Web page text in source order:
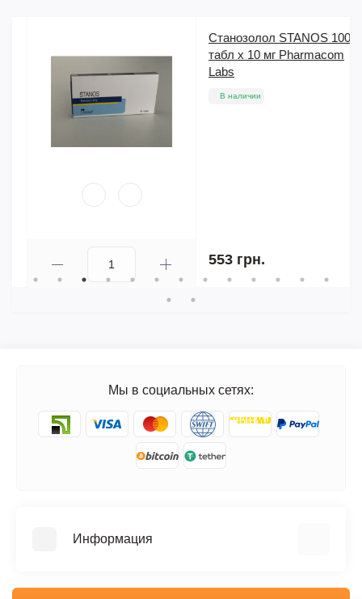
Станозолол STANOS 100
табл х 10 мг Pharmacom
Labs
В наличии
553 грн.
Мы в социальных сетях:
Информация